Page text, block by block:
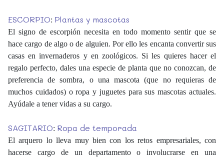
ESCORPIO: Plantas y mascotas
El signo de escorpión necesita en todo momento sentir que se
hace cargo de algo o de alguien. Por ello les encanta convertir sus
casas en invernaderos y en zoológicos. Si les quieres hacer el
regalo perfecto, dales una especie de planta que no conozcan, de
preferencia de sombra, o una mascota (que no requieras de
muchos cuidados) o ropa y juguetes para sus mascotas actuales.
Ayúdale a tener vidas a su cargo.
SAGITARIO: Ropa de temporada
El arquero lo lleva muy bien con los retos empresariales, con
hacerse cargo de un departamento o involucrarse en una